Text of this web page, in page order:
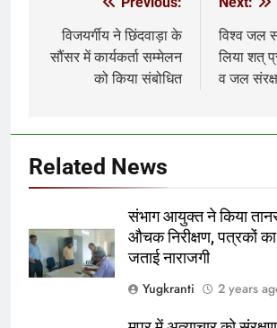
navigation
विजयर्गीय ने छिंदवाड़ा के
सौंसर में कार्यकर्ता सम्मेलन
को किया संबोधित
विश्व जल
लिया शत्
व जल
Related News
संभाग आयुक्त ने किया
औचक निरीक्षण, पत्रकों
जताई नाराजगी
Yugkranti
2 years